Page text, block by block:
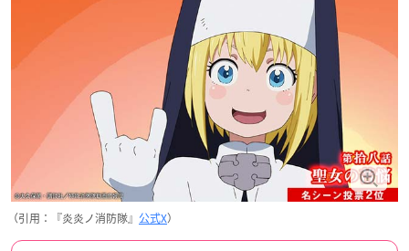
（引用：『炎炎ノ消防隊』 公式X）